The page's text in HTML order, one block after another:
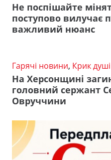
Не поспішайте
поступово вилучає
важливий нюанс
Гарячі новини, Крик душі
На Херсонщині
головний сержант
Овруччини